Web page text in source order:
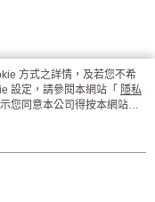
方式之詳情，及若您不希
設定，請參閱本網站「 隱私
您同意本公司得按本網站使